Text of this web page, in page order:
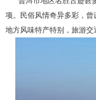
项。民俗风情奇异多彩，曾
地方风味特产特别，旅游交